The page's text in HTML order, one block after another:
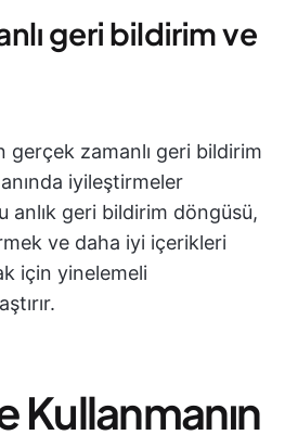
geri bildirim ve
gerçek zamanlı geri bildirim
iyileştirmeler
anlık geri bildirim döngüsü,
ve daha iyi içerikleri
için yinelemeli
Kullanmanın